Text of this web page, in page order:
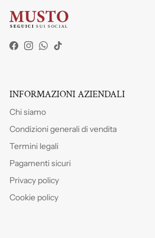
Facebook
Instagram
WhatsApp
TikTok
INFORMAZIONI AZIENDALI
Chi siamo
Condizioni generali di vendita
Termini legali
Pagamenti sicuri
Privacy policy
Cookie policy